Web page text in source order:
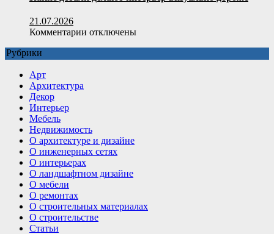
21.07.2026
Комментарии котключены
Рубрики
Арт
Архитектура
Декор
Интерьер
Мебель
Недвижимость
О архитектуре и дизайне
О инженерных сетях
О интерьерах
О ландшафтном дизайне
О мебели
О ремонтах
О строительных материалах
О строительстве
Статьи